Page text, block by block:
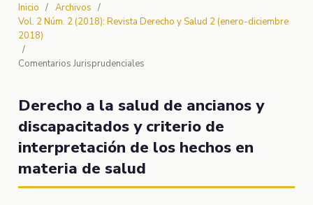
Inicio / Archivos /
Vol. 2 Núm. 2 (2018): Revista Derecho y Salud 2 (enero-diciembre
2018)
/
Comentarios Jurisprudenciales
Derecho a la salud de ancianos y
discapacitados y criterio de
interpretación de los hechos en
materia de salud